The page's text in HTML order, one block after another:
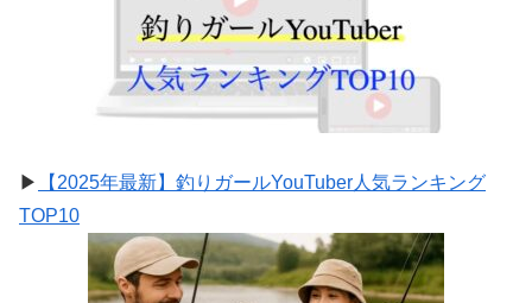
▶
【2025年最新】釣りガールYouTuber人気ランキング
TOP10